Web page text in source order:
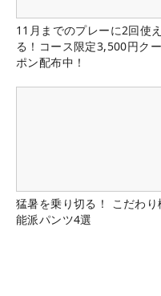
11月までのプレーに2回使え
る！コース限定3,500円クー
ポン配布中！
猛暑を乗り切る！ こだわり
能派パンツ4選